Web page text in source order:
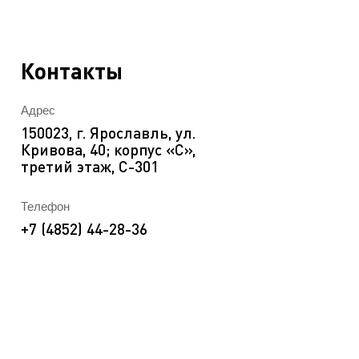
Контакты
Адрес
150023, г. Ярославль, ул.
Кривова, 40; корпус «C»,
третий этаж, С-301
Телефон
+7 (4852) 44-28-36